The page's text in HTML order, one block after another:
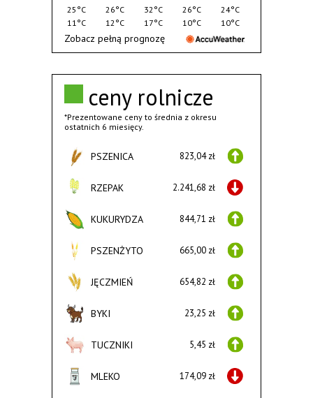
ceny rolnicze
*Prezentowane ceny to średnia z okresu
ostatnich 6 miesięcy.
PSZENICA 823,04 zł
RZEPAK 2.241,68 zł
KUKURYDZA 844,71 zł
PSZENŻYTO 665,00 zł
JĘCZMIEŃ 654,82 zł
BYKI 23,25 zł
TUCZNIKI 5,45 zł
MLEKO 174,09 zł
25°C
11°C
26°C
12°C
32°C
17°C
26°C
10°C
24°C
10°C
Zobacz pełną prognozę